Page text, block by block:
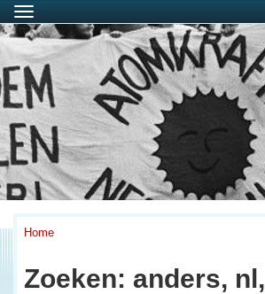
Menu
Home
Zoeken: anders, nl,